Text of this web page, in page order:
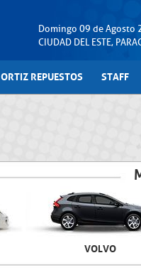
Domingo 09 de Agosto
CIUDAD DEL ESTE,
ORTIZ REPUESTOS STAFF
VOLVO